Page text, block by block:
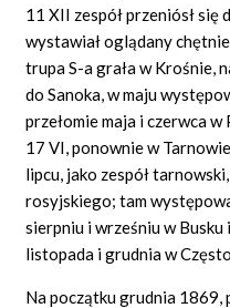
11 XII zespół przeniósł się
wystawiał oglądany
trupa S-a grała w Krośnie,
do Sanoka, w maju
przełomie maja i czerwca
17 VI, ponownie w
lipcu, jako zespół
rosyjskiego; tam
sierpniu i wrześniu w Busku
listopada i grudnia w
Na początku grudnia 1869,